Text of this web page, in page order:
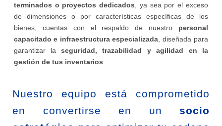
terminados o proyectos dedicados , ya sea por el exceso
de dimensiones o por características específicas de los
bienes, cuentas con el respaldo de nuestro personal
capacitado e infraestructura especializada , diseñada para
garantizar la seguridad, trazabilidad y agilidad en la
gestión de tus inventarios
Nuestro equipo está comprometido
en convertirse en un socio